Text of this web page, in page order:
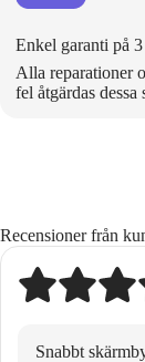
Enkel garanti på
Alla reparationer
fel åtgärdas
Recensioner från
Snabbt